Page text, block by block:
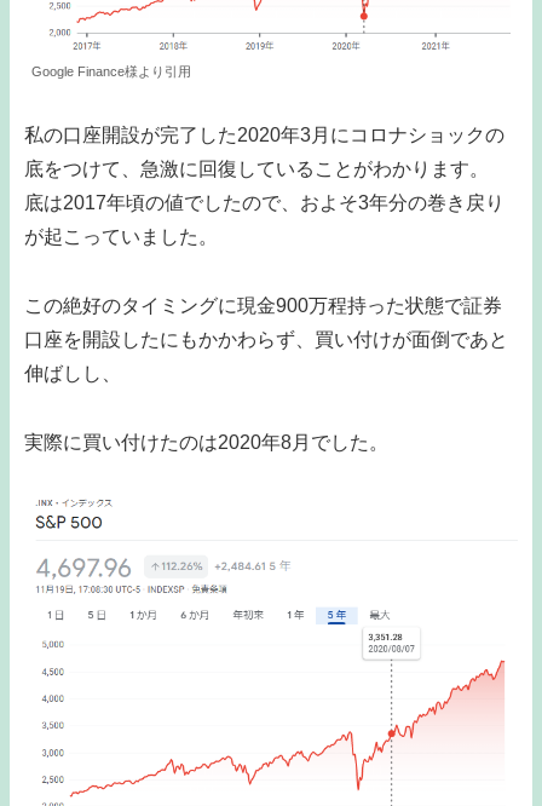
Google Finance様より引用
私の口座開設が完了した2020年3月にコロナショックの
底をつけて、急激に回復していることがわかります。
底は2017年頃の値でしたので、およそ3年分の巻き戻り
が起こっていました。
この絶好のタイミングに現金900万程持った状態で証券
口座を開設したにもかかわらず、買い付けが面倒であと
伸ばしし、
実際に買い付けたのは2020年8月でした。